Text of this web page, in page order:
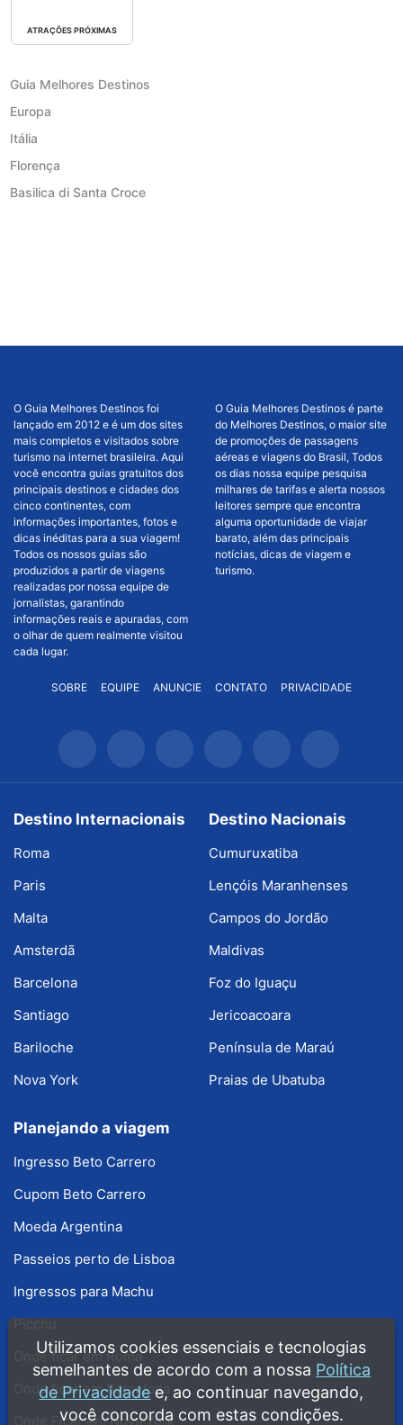
ATRAÇÕES PRÓXIMAS
Guia Melhores Destinos
Europa
Itália
Florença
Basilica di Santa Croce
O Guia Melhores Destinos foi
lançado em 2012 e é um dos sites
mais completos e visitados sobre
turismo na internet brasileira. Aqui
você encontra guias gratuitos dos
principais destinos e cidades dos
cinco continentes, com
informações importantes, fotos e
dicas inéditas para a sua viagem!
Todos os nossos guias são
produzidos a partir de viagens
realizadas por nossa equipe de
jornalistas, garantindo
informações reais e apuradas, com
o olhar de quem realmente visitou
cada lugar.
O Guia Melhores Destinos é parte
do Melhores Destinos, o maior site
de promoções de passagens
aéreas e viagens do Brasil, Todos
os dias nossa equipe pesquisa
milhares de tarifas e alerta nossos
leitores sempre que encontra
alguma oportunidade de viajar
barato, além das principais
notícias, dicas de viagem e
turismo.
SOBRE EQUIPE ANUNCIE CONTATO PRIVACIDADE
Destino Internacionais
Roma
Paris
Malta
Amsterdã
Barcelona
Santiago
Bariloche
Nova York
Destino Nacionais
Cumuruxatiba
Lençóis Maranhenses
Campos do Jordão
Maldivas
Foz do Iguaçu
Jericoacoara
Península de Maraú
Praias de Ubatuba
Planejando a viagem
Ingresso Beto Carrero
Cupom Beto Carrero
Moeda Argentina
Passeios perto de Lisboa
Ingressos para Machu
Onde ficar em Roma
Onde ficar em Barcelona
Onde Ficar em Nova York
Utilizamos cookies essenciais e tecnologias
semelhantes de acordo com a nossa Política
de Privacidade e, ao continuar navegando,
você concorda com estas condições.